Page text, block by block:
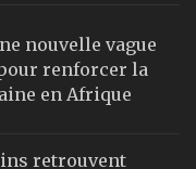
nouvelle vague
renforcer la
en Afrique
retrouvent